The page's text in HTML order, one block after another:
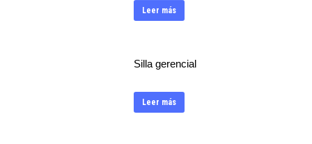
Leer más
Silla gerencial
Leer más